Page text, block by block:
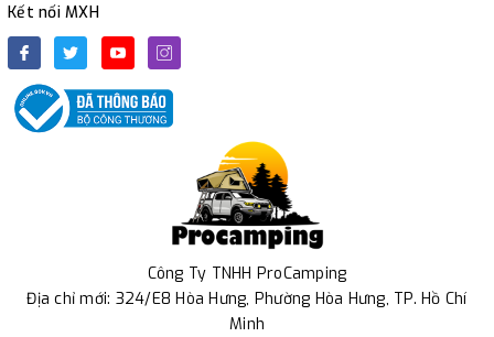
Kết nối MXH
Công Ty TNHH ProCamping
Địa chỉ mới: 324/E8 Hòa Hưng, Phường Hòa Hưng, TP. Hồ Chí
Minh